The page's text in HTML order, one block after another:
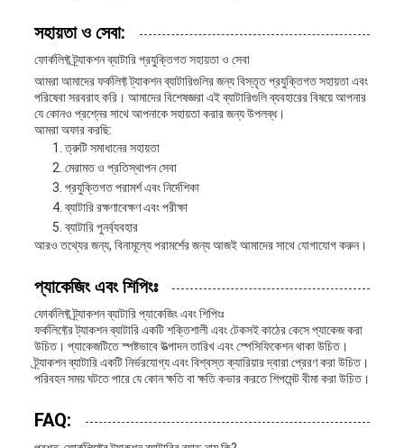
সহায়তা ও সেবা:
ফোর্কলিফ্ট ট্র্যাকশন ব্যাটারি প্রযুক্তিগত সহায়তা ও সেবা
আমরা আমাদের ফর্কলিফ্ট ট্যাকশন ব্যাটারিগুলির জন্য বিস্তৃত প্রযুক্তিগত সহায়তা এবং
পরিষেবা সরবরাহ করি। আমাদের বিশেষজ্ঞরা এই ব্যাটারিগুলি ব্যবহারের বিষয়ে আপনার
যে কোনও প্রশ্নের সাথে আপনাকে সহায়তা করার জন্য উপলব্ধ।
আমরা অফার করছি:
ত্রুটি সমাধানের সহায়তা
মেরামত ও প্রতিস্থাপন সেবা
প্রযুক্তিগত পরামর্শ এবং নির্দেশিকা
ব্যাটারি রক্ষণাবেক্ষণ এবং পরীক্ষা
ব্যাটারি পুনর্ব্যবহার
আরও তথ্যের জন্য, বিনামূল্যে পরামর্শের জন্য আজই আমাদের সাথে যোগাযোগ করুন।
প্যাকেজিং এবং শিপিংঃ
ফোর্কলিফ্ট ট্র্যাকশন ব্যাটারি প্যাকেজিং এবং শিপিংঃ
ফর্কলিফ্টের ট্যাকশন ব্যাটারি একটি শক্তিশালী এবং টেকসই কাঠের কেসে প্যাকেজ করা
উচিত। প্যাকেজটিতে স্পষ্টভাবে উত্পাদন তারিখ এবং স্পেসিফিকেশন থাকা উচিত।
ট্র্যাকশন ব্যাটারি একটি নির্ভরযোগ্য এবং বিশ্বস্ত ক্যারিয়ার দ্বারা প্রেরণ করা উচিত।
পরিবহন সময় ঘটতে পারে যে কোন ক্ষতি বা ক্ষতি কভার করতে শিপমেন্ট বীমা করা উচিত।
FAQ: